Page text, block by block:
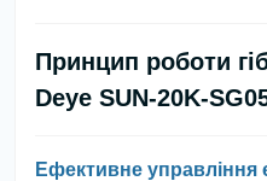
Принцип роботи
Deye SUN-20K-
Ефективне управління